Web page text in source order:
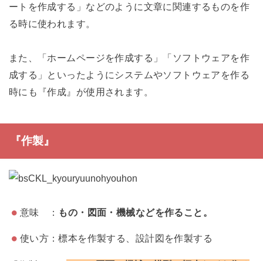
ートを作成する」などのように文章に関連するものを作
る時に使われます。
また、「ホームページを作成する」「ソフトウェアを作
成する」といったようにシステムやソフトウェアを作る
時にも『作成』が使用されます。
『作製』
意味 ： もの・図面・機械などを作ること。
使い方：標本を作製する、設計図を作製する